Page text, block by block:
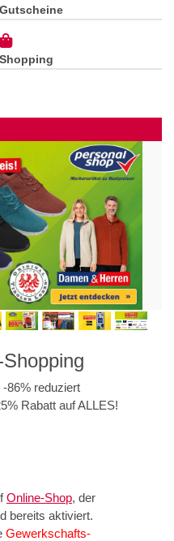
Gutscheine
Shopping
86% reduziert
Rabatt auf ALLES!
Online-Shop, der
bereits aktiviert.
Gewerkschafts-